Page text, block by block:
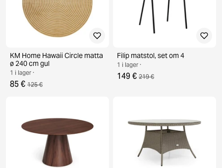
KM Home Hawaii Circle matta
ø 240 cm gul
1 i lager ·
85 € 125 €
Filip matstol, set om 4
1 i lager ·
149 € 219 €